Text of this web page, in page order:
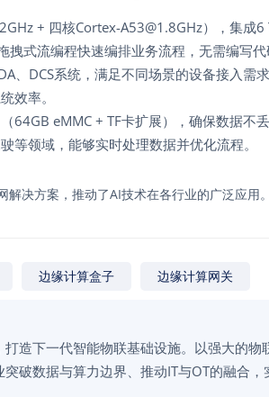
+ 四核Cortex-A53@1.8GHz），集成6
式流编程快速编排业务流程，无需编写代
、DCS系统，满足不同场景的设备接入需求
效率。
64GB eMMC + TF卡扩展），确保数据不丢
等领域，能够实时处理数据并优化流程。
决方案，推动了AI技术在各行业的广泛应用。
边缘计算盒子 边缘计算网关
打造下一代智能物联基础设施。以强大的
破数据与算力边界、推动IT与OT的融合，